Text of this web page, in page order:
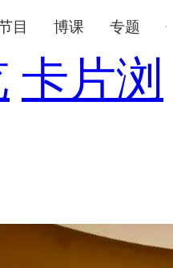
目 博课 专题
下次自动登录 忘记密码
卡片浏